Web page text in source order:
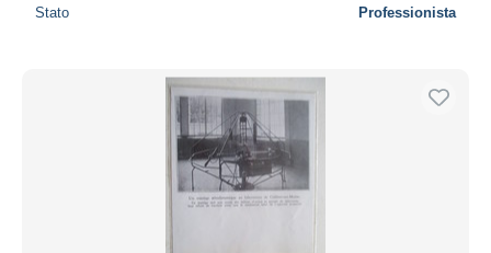
Stato Professionista